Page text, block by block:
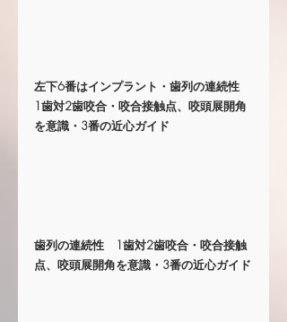
左下6番はインプラント・歯列の連続性
1歯対2歯咬合・咬合接触点、咬頭展開角
を意識・3番の近心ガイド
歯列の連続性　1歯対2歯咬合・咬合接触
点、咬頭展開角を意識・3番の近心ガイド